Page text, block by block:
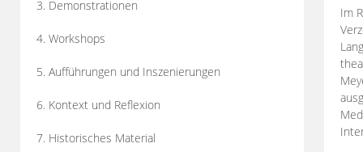
3. Demonstrationen
4. Workshops
5. Aufführungen und Inszenierungen
6. Kontext und Reflexion
7. Historisches Material
Im